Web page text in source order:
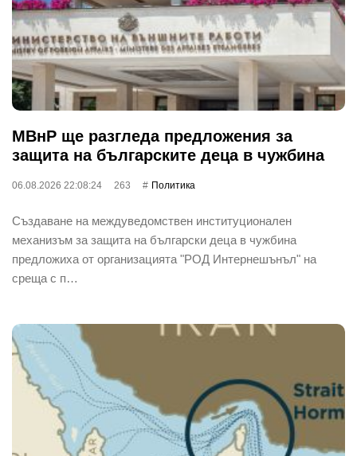
МВнР ще разгледа предложения за
защита на българските деца в чужбина
06.08.2026 22:08:24 263 Политика
Създаване на междуведомствен институционален
механизъм за защита на български деца в чужбина
предложиха от организацията "РОД Интернешънъл" на
среща с п…